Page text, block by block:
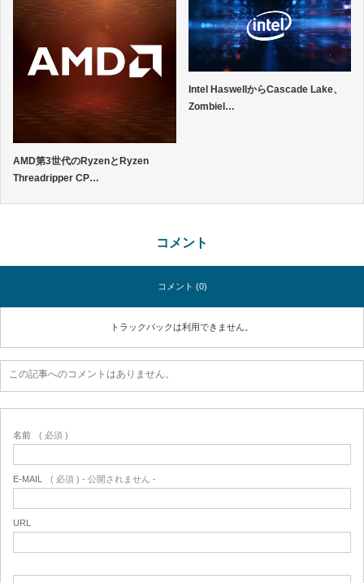
AMD第3世代のRyzenとRyzen
Threadripper CP…
Intel HaswellからCascade Lake、
Zombiel…
コメント
コメント (0)
トラックバックは利用できません。
この記事へのコメントはありません。
名前 ( 必須 )
E-MAIL ( 必須 ) - 公開されません -
URL